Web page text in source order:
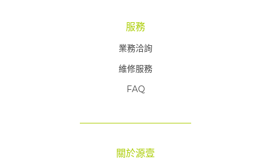
服務
業務洽詢
維修服務
FAQ
關於源壹